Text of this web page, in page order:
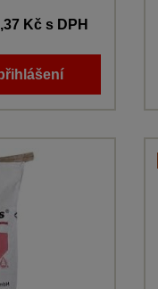
Kčs DPH